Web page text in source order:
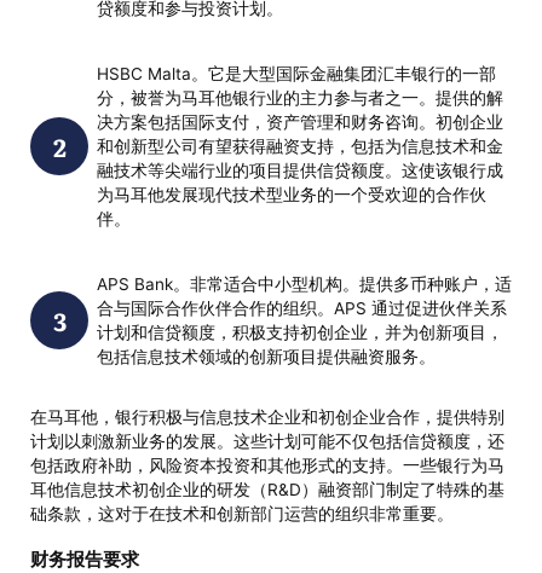
贷额度和参与投资计划。
HSBC Malta。它是大型国际金融集团汇丰银行的一部
分，被誉为马耳他银行业的主力参与者之一。提供的解
决方案包括国际支付，资产管理和财务咨询。初创企业
和创新型公司有望获得融资支持，包括为信息技术和金
融技术等尖端行业的项目提供信贷额度。这使该银行成
为马耳他发展现代技术型业务的一个受欢迎的合作伙
伴。
APS Bank。非常适合中小型机构。提供多币种账户，适
合与国际合作伙伴合作的组织。APS 通过促进伙伴关系
计划和信贷额度，积极支持初创企业，并为创新项目，
包括信息技术领域的创新项目提供融资服务。
在马耳他，银行积极与信息技术企业和初创企业合作，提供特别
计划以刺激新业务的发展。这些计划可能不仅包括信贷额度，还
包括政府补助，风险资本投资和其他形式的支持。一些银行为马
耳他信息技术初创企业的研发（R&D）融资部门制定了特殊的基
础条款，这对于在技术和创新部门运营的组织非常重要。
财务报告要求